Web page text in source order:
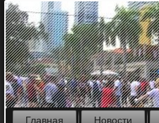
Главная Новости